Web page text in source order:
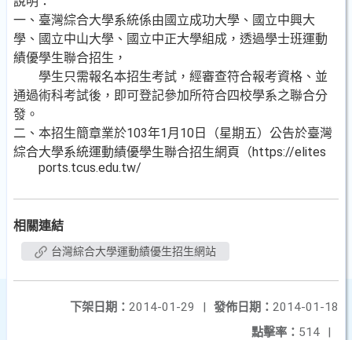
一、臺灣綜合大學系統係由國立成功大學、國立中興大
學、國立中山大學、國立中正大學組成，透過學士班運動
績優學生聯合招生，
學生只需報名本招生考試，經審查符合報考資格、並
通過術科考試後，即可登記參加所符合四校學系之聯合分
發。
二、本招生簡章業於103年1月10日（星期五）公告於臺灣
綜合大學系統運動績優學生聯合招生網頁（https://elites
ports.tcus.edu.tw/
相關連結
台灣綜合大學運動績優生招生網站
發佈日期： 2014-01-18
下架日期： 2014-01-29
|
點擊率： 514 |